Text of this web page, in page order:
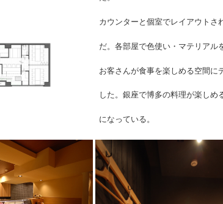
カウンターと個室でレイアウトさ
だ。各部屋で色使い・マテリアル
お客さ んが食事を楽しめる空間に
した。銀座で博多の料理が楽しめ
になっている。